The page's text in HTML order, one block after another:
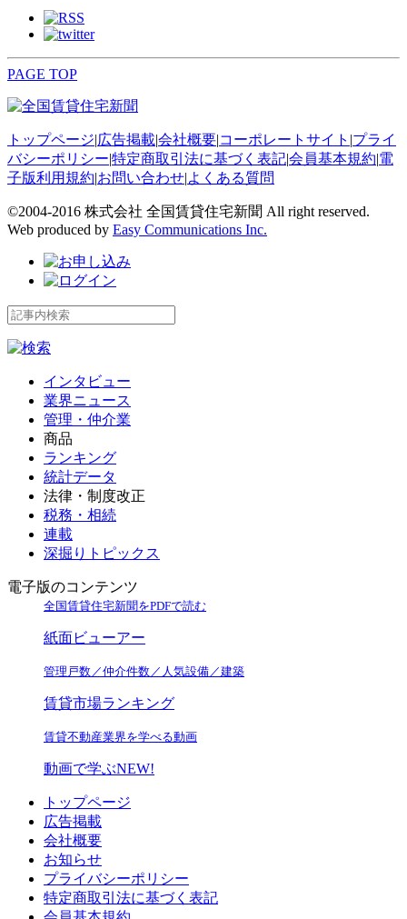
PAGE TOP
トップページ|広告掲載|会社概要|コーポレートサイト |プライ
バシーポリシー|特定商取引法に基づく表記|会員基本規約|電
子版利用規約|お問い合わせ|よくある質問
©2004-2016 株式会社 全国賃貸住宅新聞 All right reserved.
Web produced by Easy Communications Inc.
インタビュー
業界ニュース
管理・仲介業
商品
ランキング
統計データ
法律・制度改正
税務・相続
連載
深掘りトピックス
電子版のコンテンツ
全国賃貸住宅新聞をPDFで読む
紙面ビューアー
管理戸数／仲介件数／人気設備／建築
賃貸市場ランキング
賃貸不動産業界を学べる動画
動画で学ぶNEW!
トップページ
広告掲載
会社概要
お知らせ
プライバシーポリシー
特定商取引法に基づく表記